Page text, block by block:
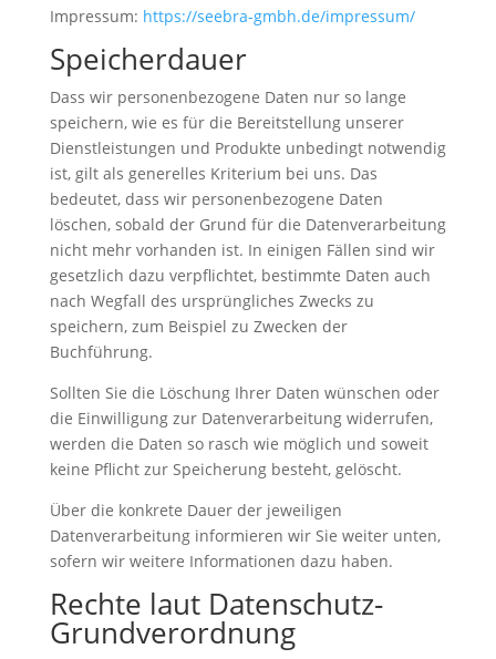
Impressum: https://seebra-gmbh.de/impressum/
Speicherdauer
Dass wir personenbezogene Daten nur so lange
speichern, wie es für die Bereitstellung unserer
Dienstleistungen und Produkte unbedingt notwendig
ist, gilt als generelles Kriterium bei uns. Das
bedeutet, dass wir personenbezogene Daten
löschen, sobald der Grund für die Datenverarbeitung
nicht mehr vorhanden ist. In einigen Fällen sind wir
gesetzlich dazu verpflichtet, bestimmte Daten auch
nach Wegfall des ursprüngliches Zwecks zu
speichern, zum Beispiel zu Zwecken der
Buchführung.
Sollten Sie die Löschung Ihrer Daten wünschen oder
die Einwilligung zur Datenverarbeitung widerrufen,
werden die Daten so rasch wie möglich und soweit
keine Pflicht zur Speicherung besteht, gelöscht.
Über die konkrete Dauer der jeweiligen
Datenverarbeitung informieren wir Sie weiter unten,
sofern wir weitere Informationen dazu haben.
Rechte laut Datenschutz-
Grundverordnung